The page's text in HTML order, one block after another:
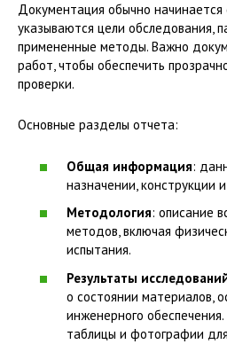
Документация обычно начинается
указываются цели обследования,
примененные методы. Важно
работ, чтобы обеспечить
проверки.
Основные разделы отчета:
Общая информация:
назначении, конструкции
Методология: описание
методов, включая
испытания.
Результаты
о состоянии материалов,
инженерного
таблицы и фотографии